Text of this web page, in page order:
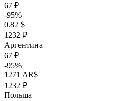
67 ₽
-95%
0.82 $
1232 ₽
Аргентина
67 ₽
-95%
1271 AR$
1232 ₽
Польша